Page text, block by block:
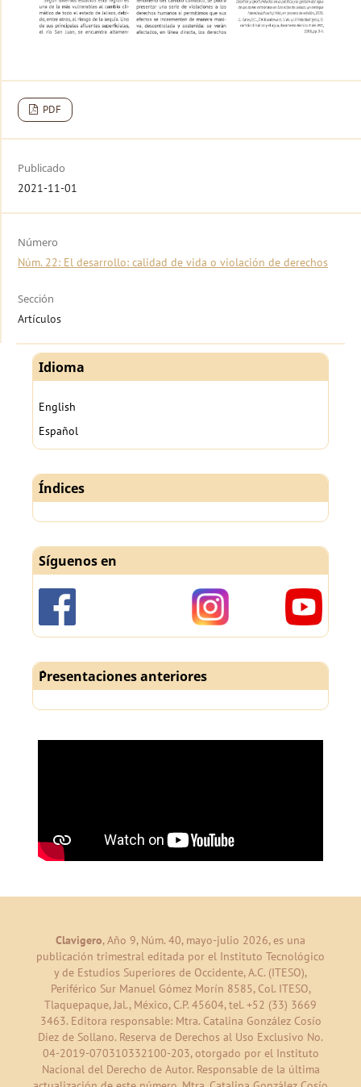
PDF
Publicado
2021-11-01
Número
Núm. 22: El desarrollo: calidad de vida o violación de derechos
Sección
Artículos
Idioma
English
Español
Índices
Síguenos en
´Presentaciones anteriores
Clavigero, Año 9, Núm. 40, mayo-julio 2026, es una
publicación trimestral editada por el Instituto Tecnológico
y de Estudios Superiores de Occidente, A.C. (ITESO),
Periférico Sur Manuel Gómez Morín 8585, Col. ITESO,
Tlaquepaque, Jal., México, C.P. 45604, tel. +52 (33) 3669
3463. Editora responsable: Mtra. Catalina González Cosío
Diez de Sollano. Reserva de Derechos al Uso Exclusivo No.
04-2019-070310332100-203, otorgado por el Instituto
Nacional del Derecho de Autor. Responsable de la última